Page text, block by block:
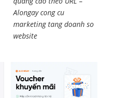
Alongay cong cu
marketing tang doanh so
website